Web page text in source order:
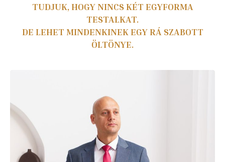
TUDJUK, HOGY NINCS KÉT EGYFORMA
TESTALKAT.
DE LEHET MINDENKINEK EGY RÁ SZABOTT
ÖLTÖNYE.